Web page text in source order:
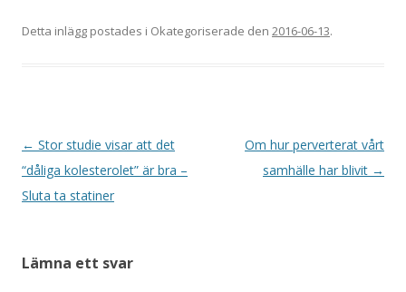
Detta inlägg postades i Okategoriserade den 2016-06-13.
Inläggsnavigering
← Stor studie visar att det
“dåliga kolesterolet” är bra –
Sluta ta statiner
Om hur perverterat vårt
samhälle har blivit →
Lämna ett svar